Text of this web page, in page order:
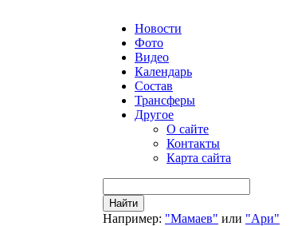
Новости
Фото
Видео
Календарь
Состав
Трансферы
Другое
О сайте
Контакты
Карта сайта
Найти
Например: "Мамаев" или "Ари"